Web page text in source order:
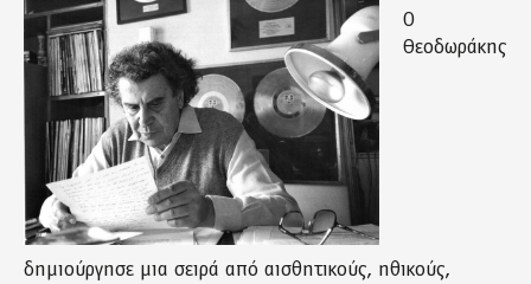
Ο
Θεοδωράκης
δημιούργησε μια σειρά από αισθητικούς, ηθικούς,